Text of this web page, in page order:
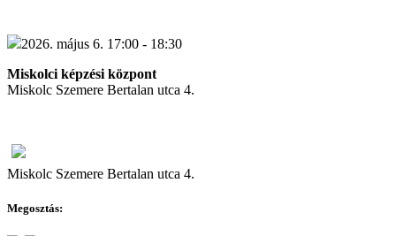
2026. május 6. 17:00 - 18:30
Miskolci képzési központ
Miskolc Szemere Bertalan utca 4.
Miskolc Szemere Bertalan utca 4.
Megosztás: